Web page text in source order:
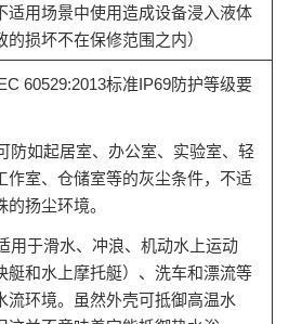
适用场景中使用造成设备浸入液体
的损坏不在保修范围之内）
60529:2013标准IP69防护等级要
防如起居室、办公室、实验室、轻
作室、仓储室等的灰尘条件，不适
的扬尘环境。
用于滑水、冲浪、机动水上运动
艇和水上摩托艇）、洗车和漂流等
流环境。虽然外壳可抵御高温水